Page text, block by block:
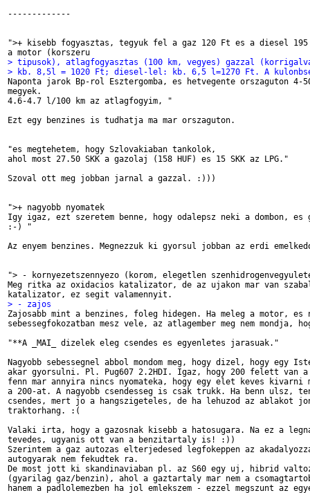
-------------
">+ kisebb fogyasztas, tegyuk fel a gaz 120 Ft es a diesel
> tipusok), atlagfogyasztas (100 km, vegyes) gazzal
> kb. 8,5l = 1020 Ft; diesel-lel: kb. 6,5 l=1270 Ft. A
Naponta jarok Bp-rol Esztergomba, es hetvegente orszaguton 4-
megyek.
4.6-4.7 l/100 km az atlagfogyim, "
Ezt egy benzines is tudhatja ma mar orszaguton.
"es megtehetem, hogy Szlovakiaban tankolok,
ahol most 27.50 SKK a gazolaj (158 HUF) es 15 SKK az LPG."
Szoval ott meg jobban jarnal a gazzal. :)))
">+ nagyobb nyomatek
Igy igaz, ezt szeretem benne, hogy odalepsz neki a dombon, es
:-) "
Az enyem benzines. Megnezzuk ki gyorsul jobban az erdi
"> - kornyezetszennyezo (korom, elegetlen
Meg ritka az oxidacios katalizator, de az ujakon mar van
> - zajos
Zajosabb mint a benzines, foleg hidegen. Ha meleg a motor, es
sebessegfokozatban mesz vele, az atlagember meg nem mondja,
"**A _MAI_ dizelek eleg csendes es egyenletes jarasuak."
Nagyobb sebessegnel abbol mondom meg, hogy dizel, hogy egy
akar gyorsulni. Pl. Pug607 2.2HDI. Igaz, hogy 200 felett van a
fenn mar annyira nincs nyomateka, hogy egy elet keves
a 200-at. A nagyobb csendesseg is csak trukk. Ha benn ulsz,
csendes, mert jo a hangszigeteles, de ha lehuzod az ablakot
traktorhang. :(
Valaki irta, hogy a gazosnak kisebb a hatosugara. Na ez a
tevedes, ugyanis ott van a benzitartaly is! :))
Szerintem a gaz autozas elterjedesed legfokeppen az
autogyarak nem fekudtek ra.
De most jott ki skandinaviaban pl. az S60 egy uj, hibrid
(gyarilag gaz/benzin), ahol a gaztartaly mar nem a
hanem a padlolemezben ha jol emlekszem - ezzel megszunt az